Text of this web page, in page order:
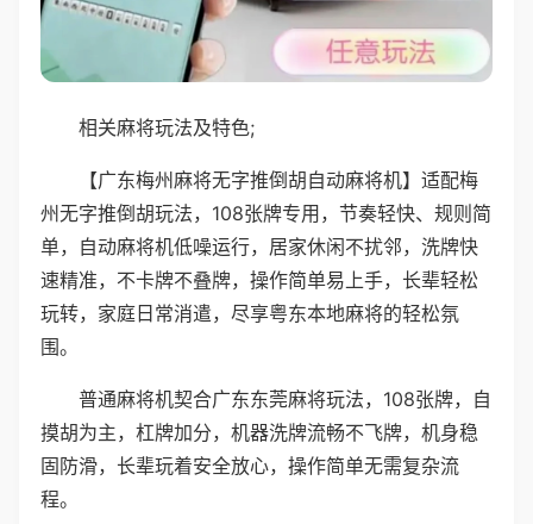
相关麻将玩法及特色;
【广东梅州麻将无字推倒胡自动麻将机】适配梅
州无字推倒胡玩法，108张牌专用，节奏轻快、规则简
单，自动麻将机低噪运行，居家休闲不扰邻，洗牌快
速精准，不卡牌不叠牌，操作简单易上手，长辈轻松
玩转，家庭日常消遣，尽享粤东本地麻将的轻松氛
围。
普通麻将机契合广东东莞麻将玩法，108张牌，自
摸胡为主，杠牌加分，机器洗牌流畅不飞牌，机身稳
固防滑，长辈玩着安全放心，操作简单无需复杂流
程。